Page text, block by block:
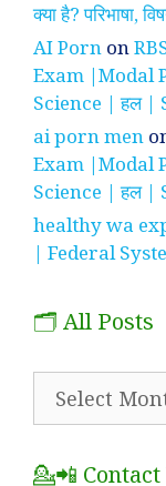
क्या है? परिभाषा,
AI Porn on
Exam |Modal
Science | हल |
ai porn men
Exam |Modal
Science | हल |
healthy wa
| Federal
🗂️ All Posts
💁📲 Contact